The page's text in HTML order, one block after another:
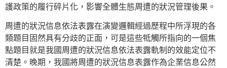
護政策的履行碎片化，影響全體生態周遭的狀況管理後果。
周遭的狀況信息依法表露在演變邏輯經過歷程中所浮現的各
類題目固然具有分歧的正面，可是這些牴觸所指向的一個焦
點題目就是我國周遭的狀況信息依法表露軌制的效能定位不
清楚。晚期，我國將周遭的狀況信息表露作為企業信息公然